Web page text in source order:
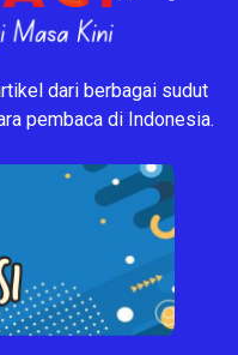
dari berbagai sudut
pembaca di Indonesia.